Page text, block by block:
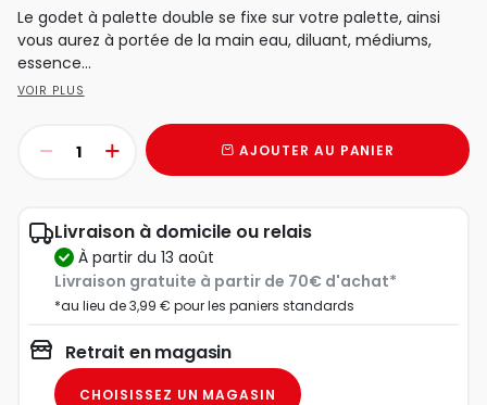
Le godet à palette double se fixe sur votre palette, ainsi
vous aurez à portée de la main eau, diluant, médiums,
essence…
VOIR PLUS
AJOUTER AU PANIER
Livraison à domicile ou relais
à partir du 13 août
Livraison gratuite à partir de 70€ d'achat*
*au lieu de 3,99 € pour les paniers standards
Retrait en magasin
CHOISISSEZ UN MAGASIN